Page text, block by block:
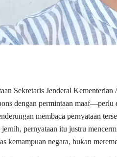
Sekretaris Jenderal
dengan permintaan
membaca pernyataan
jernih, pernyataan itu justru
kemampuan negara, bukan